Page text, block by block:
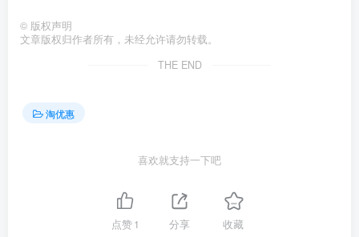
© 版权声明
文章版权归作者所有，未经允许请勿转载。
THE END
淘优惠
喜欢就支持一下吧
点赞1 分享 收藏